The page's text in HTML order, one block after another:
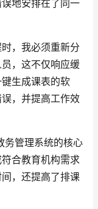
地安排在了同一
，我必须重新分
，这不仅响应缓
生成课表的软
，并提高工作效
务管理系统的核心
合教育机构需求
，还提高了排课